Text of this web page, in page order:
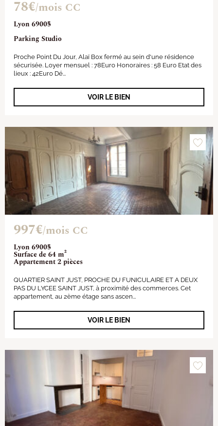
Lyon 69005
Parking Studio
78€/mois CC
Proche Point Du Jour, Alaï Box fermé au sein d'une résidence
sécurisée. Loyer mensuel : 78Euro Honoraires : 58 Euro Etat des
lieux : 42Euro Dé...
VOIR LE BIEN
Lyon 69005
Surface de 64 m²
Appartement 2 pièces
997€/mois CC
QUARTIER SAINT JUST, PROCHE DU FUNICULAIRE ET A DEUX
PAS DU LYCEE SAINT JUST, à proximité des commerces. Cet
appartement, au 2ème étage sans ascen...
VOIR LE BIEN